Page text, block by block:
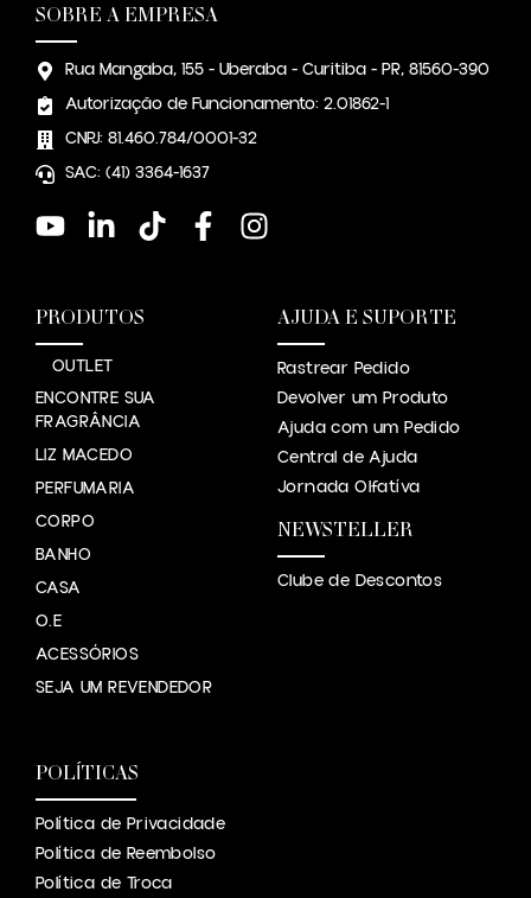
SOBRE A EMPRESA
Rua Mangaba, 155 - Uberaba - Curitiba - PR, 81560-390
Autorização de Funcionamento: 2.01862-1
CNPJ: 81.460.784/0001-32
SAC: (41) 3364-1637
PRODUTOS
OUTLET
ENCONTRE SUA
FRAGRÂNCIA
LIZ MACEDO
PERFUMARIA
CORPO
BANHO
CASA
O.E
ACESSÓRIOS
SEJA UM REVENDEDOR
AJUDA E SUPORTE
Rastrear Pedido
Devolver um Produto
Ajuda com um Pedido
Central de Ajuda
Jornada Olfatíva
NEWSTELLER
Clube de Descontos
POLÍTICAS
Política de Privacidade
Política de Reembolso
Política de Troca